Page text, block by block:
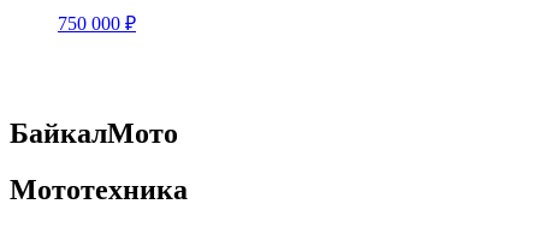
750 000 ₽
БайкалМото
Мототехника